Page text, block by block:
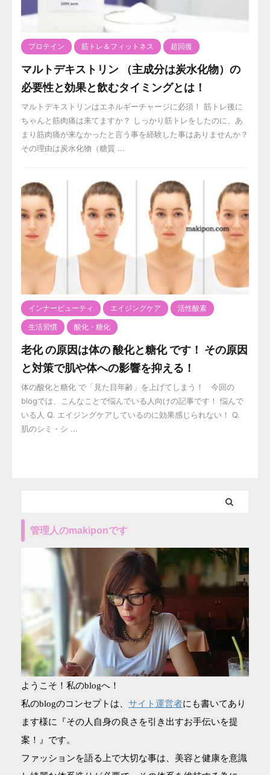
プロテイン 筋トレ＆フィットネス 超回復
マルトデキストリン （主成分は炭水化物）の
必要性と効果と飲むタイミングとは！
マルトデキストリンはエネルギーチャージに必須！ 筋トレ後に
ちゃんと筋肉痛は来てますか？ しっかり筋トレをしたのに、あ
まり筋肉痛が来なかったと言う事を経験した事はありませんか？
その理由は炭水化物（糖質 ...
インナービューティ エイジングケア 活性酸素
生活習慣 酸化・糖化
老化 の原因は体の 酸化と糖化 です！ その原因
と対策で肌や体への影響を抑える！
体の酸化と糖化 で「見た目年齢」を上げてしまう！ 今回の
blogでは、こんなことで悩んでいる人向けの記事です！ 悩んで
いる人 Q. エイジングケアしているのに効果感じられない！ Q.
肌のシミ・シ ...
管理人のmakiponです
ようこそ！私のblogへ！
私のblogのコンセプトは、 サイト運営者にも書いてあり
ます様に『その人自身の良さを引き出すお手伝いを提
案！』です。
ファッションを語る上で大切な事は、美容と健康を意識